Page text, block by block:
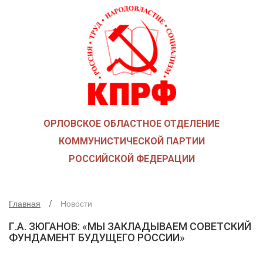
КАК ВСТУПИТЬ В КПРФ
ОБЩЕСТВЕННЫЕ ОРГАНИЗАЦИИ
СОЮЗ СОВЕТСКИХ ОФИЦЕРОВ В ПОДДЕРЖКУ АРМИИ И
НАДЕЖДА РОССИИ
ДЕПУТАТСКАЯ ВЕРТИКАЛЬ
ОРЛОВСКИЙ ГОРОДСКОЙ СОВЕТ
ОРЛОВСКОЕ ОБЛАСТНОЕ ОТДЕЛЕНИЕ
КОММУНИСТИЧЕСКОЙ ПАРТИИ
РОССИЙСКОЙ ФЕДЕРАЦИИ
Главная Новости
Г.А. ЗЮГАНОВ: «МЫ ЗАКЛАДЫВАЕМ СОВЕТСКИЙ
ФУНДАМЕНТ БУДУЩЕГО РОССИИ»